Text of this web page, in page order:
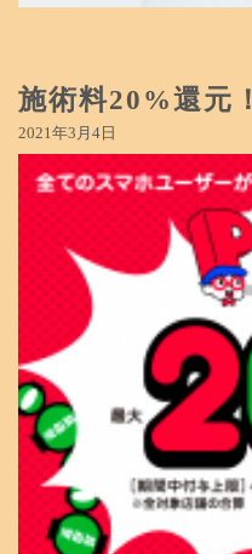
施術料20%還元！
2021年3月4日